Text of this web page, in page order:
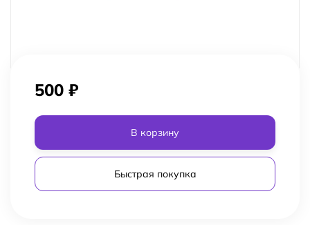
500 ₽
В корзину
Быстрая покупка